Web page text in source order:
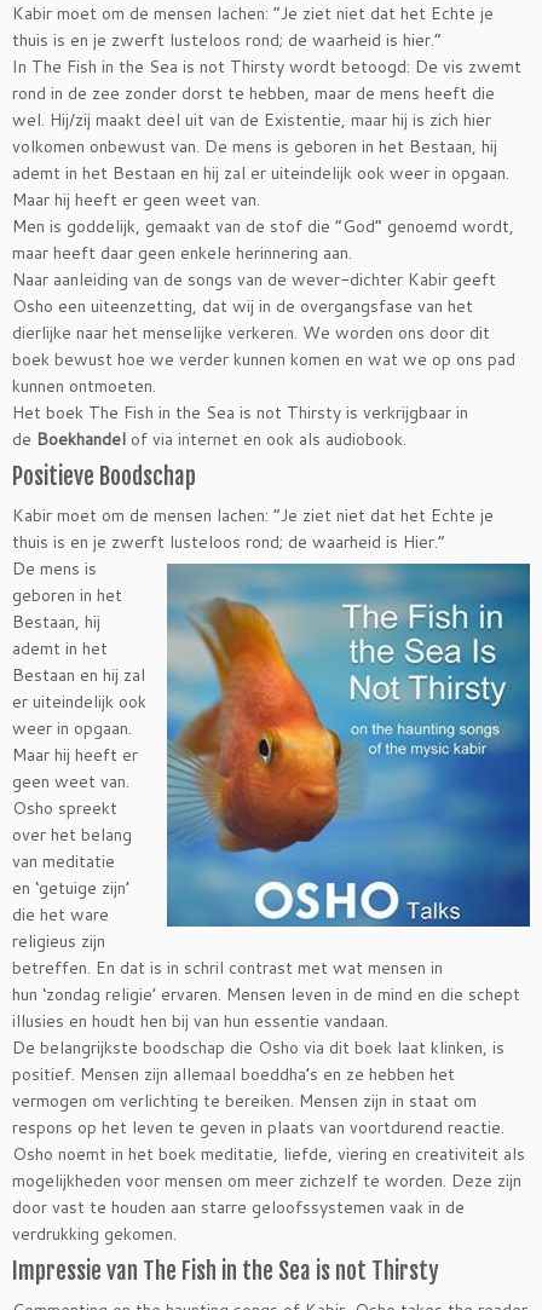
Kabir moet om de mensen lachen: “Je ziet niet dat het Echte je
thuis is en je zwerft lusteloos rond; de waarheid is hier.”
In The Fish in the Sea is not Thirsty wordt betoogd: De vis zwemt
rond in de zee zonder dorst te hebben, maar de mens heeft die
wel. Hij/zij maakt deel uit van de Existentie, maar hij is zich hier
volkomen onbewust van. De mens is geboren in het Bestaan, hij
ademt in het Bestaan en hij zal er uiteindelijk ook weer in opgaan.
Maar hij heeft er geen weet van.
Men is goddelijk, gemaakt van de stof die “God” genoemd wordt,
maar heeft daar geen enkele herinnering aan.
Naar aanleiding van de songs van de wever-dichter Kabir geeft
Osho een uiteenzetting, dat wij in de overgangsfase van het
dierlijke naar het menselijke verkeren. We worden ons door dit
boek bewust hoe we verder kunnen komen en wat we op ons pad
kunnen ontmoeten.
Het boek The Fish in the Sea is not Thirsty is verkrijgbaar in
de Boekhandel of via internet en ook als audiobook.
Positieve Boodschap
Kabir moet om de mensen lachen: “Je ziet niet dat het Echte je
thuis is en je zwerft lusteloos rond; de waarheid is Hier.”
De mens is
geboren in het
Bestaan, hij
ademt in het
Bestaan en hij zal
er uiteindelijk ook
weer in opgaan.
Maar hij heeft er
geen weet van.
Osho spreekt
over het belang
van meditatie
en ‘getuige zijn’
die het ware
religieus zijn
betreffen. En dat is in schril contrast met wat mensen in
hun ‘zondag religie’ ervaren. Mensen leven in de mind en die schept
illusies en houdt hen bij van hun essentie vandaan.
De belangrijkste boodschap die Osho via dit boek laat klinken, is
positief. Mensen zijn allemaal boeddha’s en ze hebben het
vermogen om verlichting te bereiken. Mensen zijn in staat om
respons op het leven te geven in plaats van voortdurend reactie.
Osho noemt in het boek meditatie, liefde, viering en creativiteit als
mogelijkheden voor mensen om meer zichzelf te worden. Deze zijn
door vast te houden aan starre geloofssystemen vaak in de
verdrukking gekomen.
Impressie van The Fish in the Sea is not Thirsty